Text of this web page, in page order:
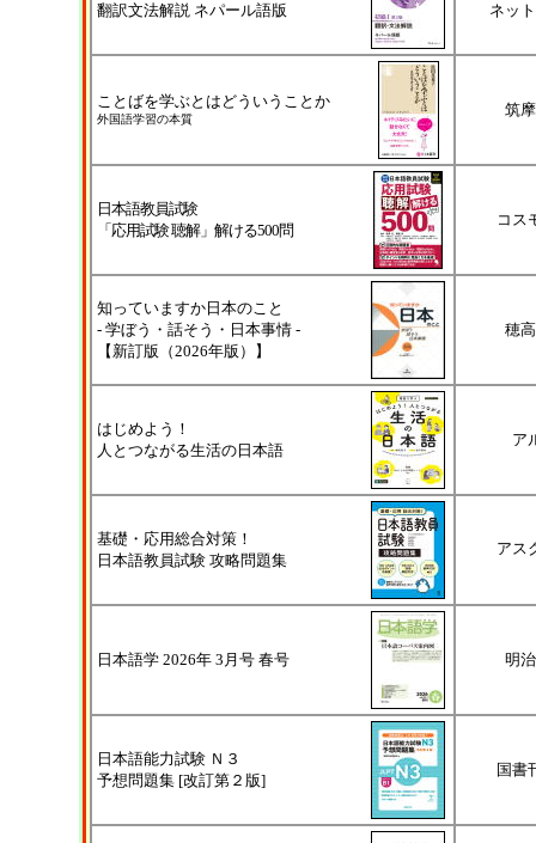
翻訳文法解説 ネパール語版
ネッ
ことばを学ぶとはどういうことか
外国語学習の本質
筑
日本語教員試験
「応用試験 聴解」解ける500問
コス
知っていますか日本のこと
- 学ぼう・話そう・日本事情 -
【新訂版（2026年版）】
穂
はじめよう！
人とつながる生活の日本語
ア
基礎・応用総合対策！
日本語教員試験 攻略問題集
アス
日本語学 2026年 3月号 春号 明
日本語能力試験 Ｎ３
予想問題集 [改訂第２版]
国書